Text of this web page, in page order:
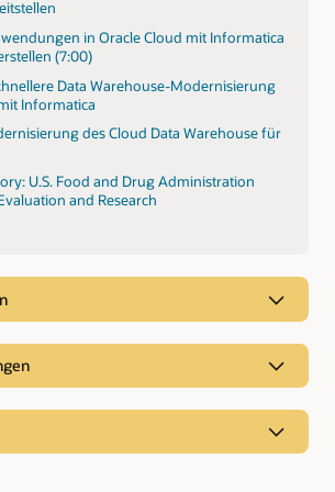
in Oracle Cloud mit Informatica
(7:00)
Data Warehouse-Modernisierung
Informatica
des Cloud Data Warehouse für
U.S. Food and Drug Administration
and Research